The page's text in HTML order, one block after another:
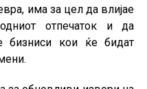
има за цел да влијае
отпечаток и да
бизниси кои ќе бидат